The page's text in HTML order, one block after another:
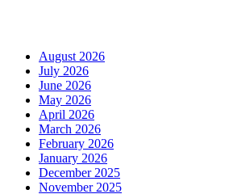
August 2026
July 2026
June 2026
May 2026
April 2026
March 2026
February 2026
January 2026
December 2025
November 2025